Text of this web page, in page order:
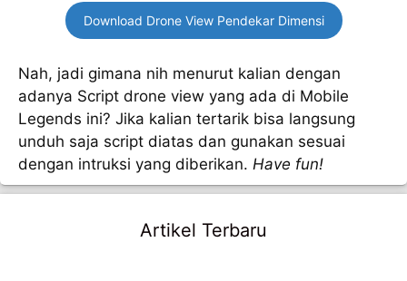
Download Drone View Pendekar Dimensi
Nah, jadi gimana nih menurut kalian dengan
adanya Script drone view yang ada di Mobile
Legends ini? Jika kalian tertarik bisa langsung
unduh saja script diatas dan gunakan sesuai
dengan intruksi yang diberikan. Have fun!
Artikel Terbaru